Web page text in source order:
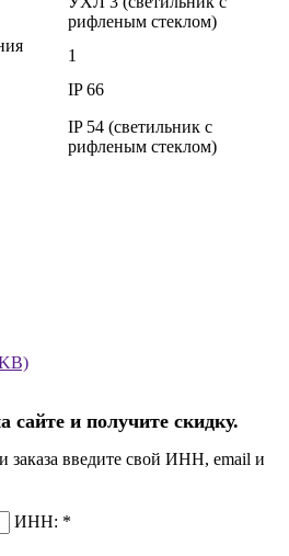
рифленым стеклом)
1
IP 66
IP 54 (светильник с
рифленым стеклом)
сайте и получите скидку.
заказа введите свой ИНН, email и
ИНН: *